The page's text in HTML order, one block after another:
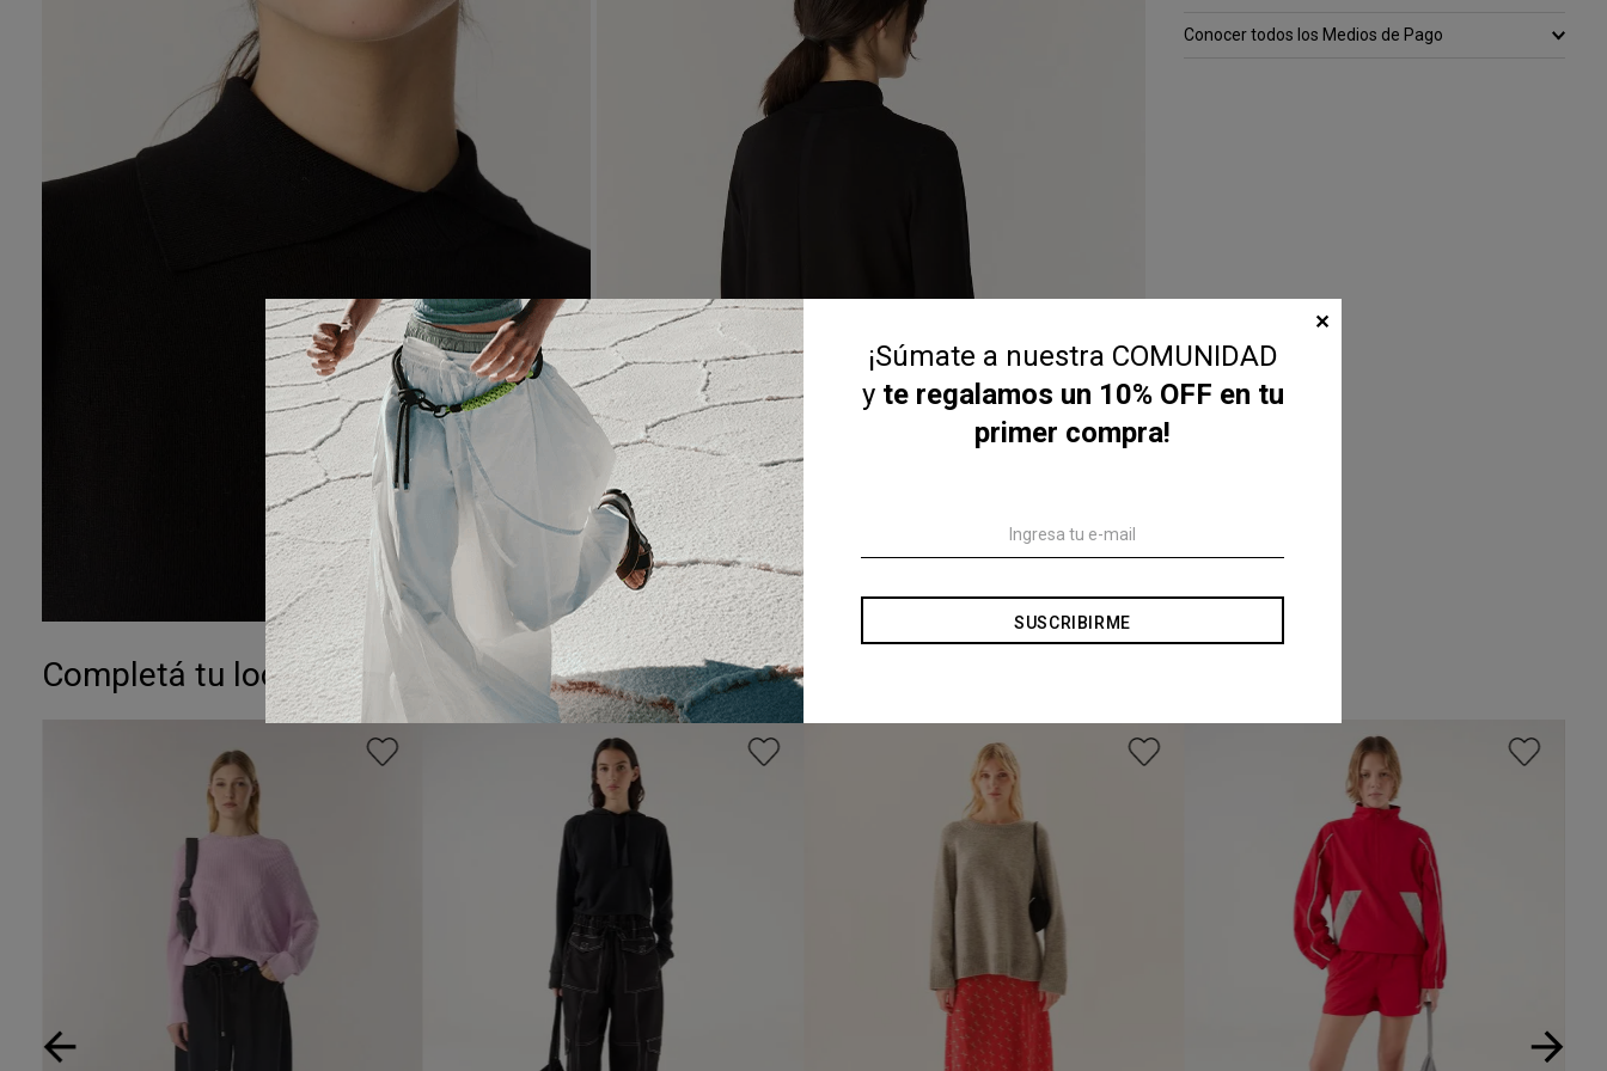
Conocer todos los Medios de Pago
Completá tu look:
¡Súmate a nuestra COMUNIDAD
y te regalamos un 10% OFF en tu
primer compra!
SUSCRIBIRME
✕